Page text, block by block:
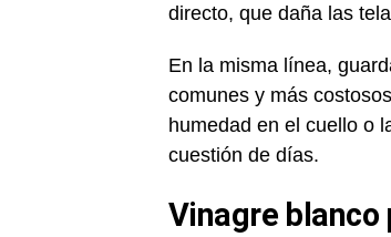
directo, que daña las
En la misma línea,
comunes y más
humedad en el cuello o
cuestión de días.
Vinagre